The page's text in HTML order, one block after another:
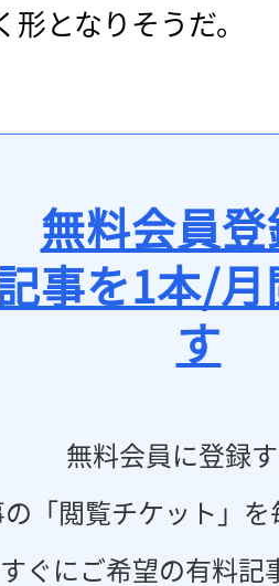
となりそうだ。
無料会員
事を1本/
す
無料会員に登録
「閲覧チケット」
ぐにご希望の有料記